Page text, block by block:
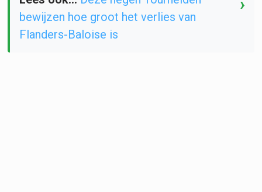
bewijzen hoe groot het verlies van
Flanders-Baloise is